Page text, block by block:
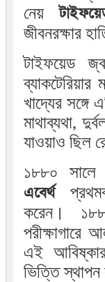
নেয়
জীবনরক্ষার
টাইফয়েড
খাদ্যের সঙ্গে
মাথাব্যথা,
যাওয়াও ছিল
১৮৮০ সালে
এবের্থ
করেন।
পরীক্ষাগারে
এই
ভিত্তি স্থাপন